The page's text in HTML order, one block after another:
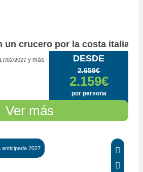
DESDE
2.659€
2.159€
por persona
un crucero por la costa italiana
17/02/2027 y más
Ver más
anticipada 2027